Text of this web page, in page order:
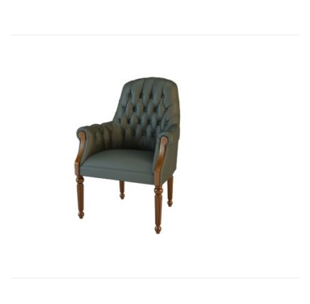
Art&Moble 01013FB Кресло посетит...